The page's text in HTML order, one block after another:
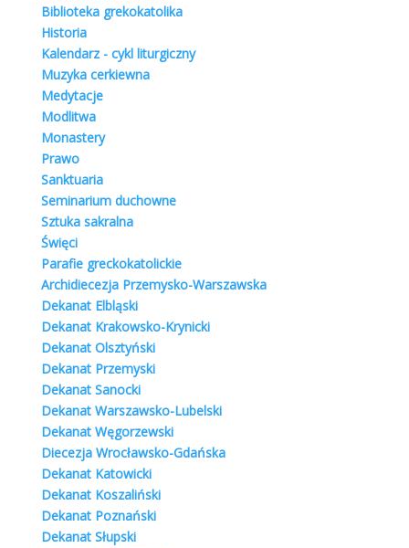
Biblioteka grekokatolika
Historia
Kalendarz - cykl liturgiczny
Muzyka cerkiewna
Medytacje
Modlitwa
Monastery
Prawo
Sanktuaria
Seminarium duchowne
Sztuka sakralna
Święci
Parafie greckokatolickie
Archidiecezja Przemysko-Warszawska
Dekanat Elbląski
Dekanat Krakowsko-Krynicki
Dekanat Olsztyński
Dekanat Przemyski
Dekanat Sanocki
Dekanat Warszawsko-Lubelski
Dekanat Węgorzewski
Diecezja Wrocławsko-Gdańska
Dekanat Katowicki
Dekanat Koszaliński
Dekanat Poznański
Dekanat Słupski
ZARYS HISTORYCZNY GREKOKATOLICYZMU
1596 – 1899
Grekokatolicy
Tęsknota za jednością i potrzeba reformy Cerkwi
spowodowały, że pod koniec XVI w. część hierarchii
kijowskiej zaczęła rozważać ideę unii. Przygotowania
do jej zawarcia trwały kilka lat. W grudniu 1596 roku
większość biskupów metropolii kijowskiej podpisała
unię z Kościołem łacińskim, składająca się z 33
artykułów, gwarantujących Rusiom zachowanie
tożsamości religijnej. Kościół kijowski uznał
zwierzchnictwo papieża,
Czytaj dalej
ZARYS HISTORYCZNY GREKOKATOLICYZMU
1054 – 1596
Grekokatolicy,Historia